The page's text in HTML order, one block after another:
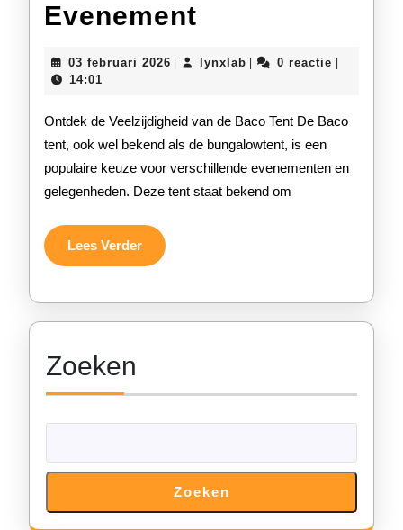
Evenement
Veelzijdigheid
van
de
Baco
Evenement
03 februari 2026 03
lynxlablynxlab0 reactie
14:01
Ontdek de Veelzijdigheid van de Baco Tent De Baco
tent, ook wel bekend als de bungalowtent, is een
populaire keuze voor verschillende evenementen en
gelegenheden. Deze tent staat bekend om
Lees VerderLees
Verder
Zoeken
Zoeken